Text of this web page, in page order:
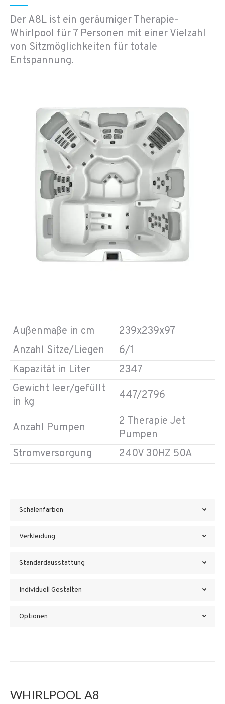
Der A8L ist ein geräumiger Therapie-
Whirlpool für 7 Personen mit einer Vielzahl
von Sitzmöglichkeiten für totale
Entspannung.
Außenmaße in cm
239x239x97
Anzahl Sitze/Liegen
6/1
Kapazität in Liter
2347
Gewicht leer/gefüllt
in kg
447/2796
Anzahl Pumpen
2 Therapie Jet
Pumpen
Stromversorgung
240V 30HZ 50A
Schalenfarben
Verkleidung
Standardausstattung
Individuell Gestalten
Optionen
WHIRLPOOL A8